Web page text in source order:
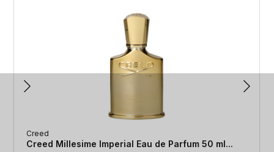
Creed
Creed Millesime Imperial Eau de Parfum 50 ml...